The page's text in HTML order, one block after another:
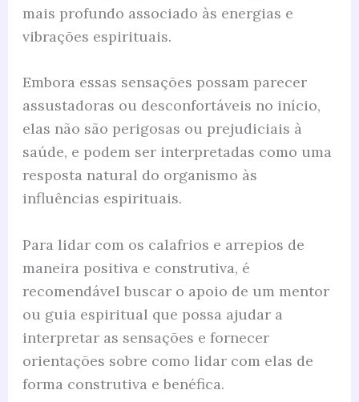
mais profundo associado às energias e
vibrações espirituais.
Embora essas sensações possam parecer
assustadoras ou desconfortáveis no início,
elas não são perigosas ou prejudiciais à
saúde, e podem ser interpretadas como uma
resposta natural do organismo às
influências espirituais.
Para lidar com os calafrios e arrepios de
maneira positiva e construtiva, é
recomendável buscar o apoio de um mentor
ou guia espiritual que possa ajudar a
interpretar as sensações e fornecer
orientações sobre como lidar com elas de
forma construtiva e benéfica.